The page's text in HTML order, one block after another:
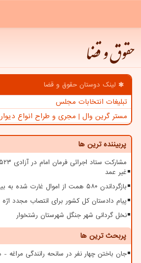
حقوق و قضا
لینک دوستان حقوق و قضا
تبلیغات انتخابات مجلس
مستر گرین وال | مجری و طراح انواع
پربیننده ترین ها
غیر عمد
بازگرداندن ۵۸۰ همت از اموال غارت شده به بیت المال
پیام دادستان کل کشور برای انتصاب مجدد
نخل گردانی شهر جنگل شهرستان رشتخوار
پربحث ترین ها
جان باختن چهار نفر در سانحه رانندگی مراغه